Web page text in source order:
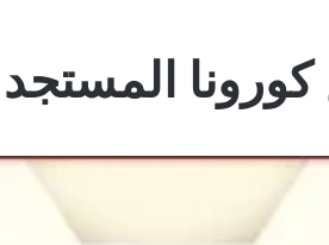
المستجد